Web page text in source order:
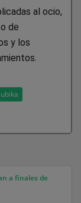
al ocio,
de
y los
a finales de